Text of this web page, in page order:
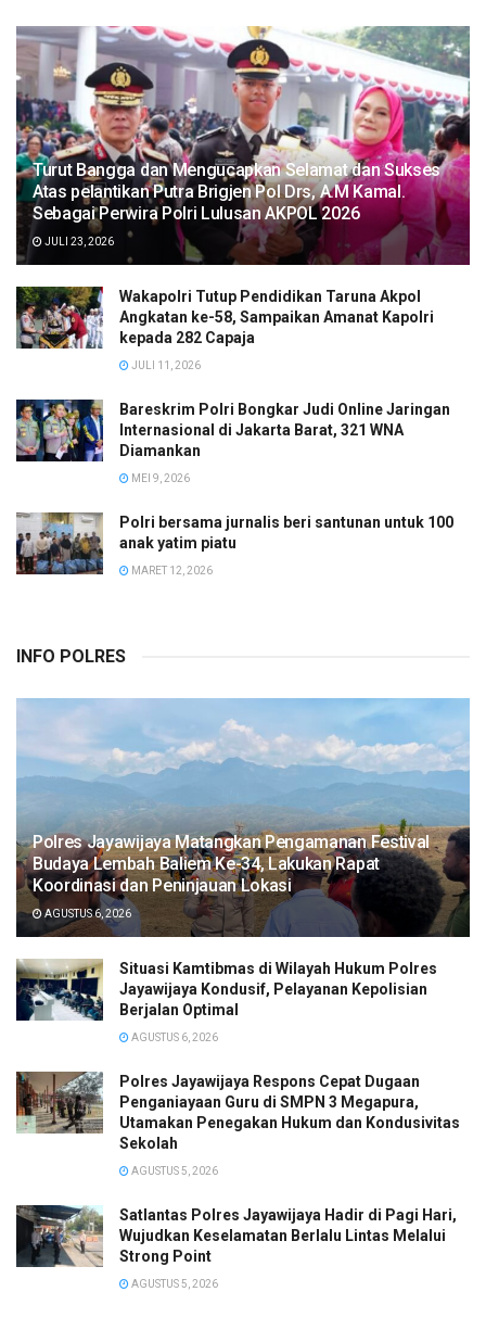
Turut Bangga dan Mengucapkan Selamat dan Sukses
Atas pelantikan Putra Brigjen Pol Drs, A.M Kamal.
Sebagai Perwira Polri Lulusan AKPOL 2026
JULI 23, 2026
Wakapolri Tutup Pendidikan Taruna Akpol
Angkatan ke-58, Sampaikan Amanat Kapolri
kepada 282 Capaja
JULI 11, 2026
Bareskrim Polri Bongkar Judi Online Jaringan
Internasional di Jakarta Barat, 321 WNA
Diamankan
MEI 9, 2026
Polri bersama jurnalis beri santunan untuk 100
anak yatim piatu
MARET 12, 2026
INFO POLRES
Polres Jayawijaya Matangkan Pengamanan Festival
Budaya Lembah Baliem Ke-34, Lakukan Rapat
Koordinasi dan Peninjauan Lokasi
AGUSTUS 6, 2026
Situasi Kamtibmas di Wilayah Hukum Polres
Jayawijaya Kondusif, Pelayanan Kepolisian
Berjalan Optimal
AGUSTUS 6, 2026
Polres Jayawijaya Respons Cepat Dugaan
Penganiayaan Guru di SMPN 3 Megapura,
Utamakan Penegakan Hukum dan Kondusivitas
Sekolah
AGUSTUS 5, 2026
Satlantas Polres Jayawijaya Hadir di Pagi Hari,
Wujudkan Keselamatan Berlalu Lintas Melalui
Strong Point
AGUSTUS 5, 2026